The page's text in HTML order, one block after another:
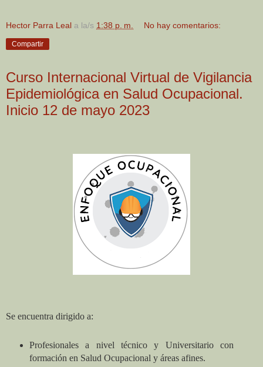
Hector Parra Leal a la/s 1:38 p. m. No hay comentarios:
Compartir
Curso Internacional Virtual de Vigilancia
Epidemiológica en Salud Ocupacional.
Inicio 12 de mayo 2023
Se encuentra dirigido a:
Profesionales a nivel técnico y Universitario con
formación en Salud Ocupacional y áreas afines.